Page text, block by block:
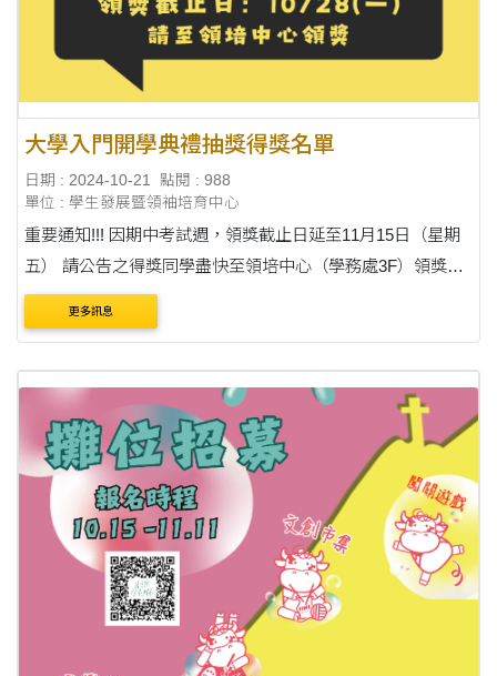
大學入門開學典禮抽獎得獎名單
日期 : 2024-10-21
點閱 : 988
單位 : 學生發展暨領袖培育中心
重要通知!!! 因期中考試週，領獎截止日延至11月15日（星期
五） 請公告之得獎同學盡快至領培中心（學務處3F）領獎，
謝謝配合! 註：限本人親領，並請攜帶學生證。 【SONY索
尼】可攜式無線藍牙喇叭 SRS-XB....
更多訊息